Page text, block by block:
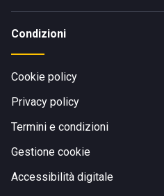
Condizioni
Cookie policy
Privacy policy
Termini e condizioni
Gestione cookie
Accessibilità digitale